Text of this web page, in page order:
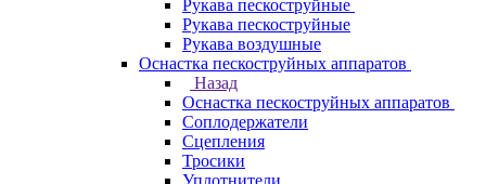
Рукава пескоструйные
Рукава пескоструйные
Рукава воздушные
Оснастка пескоструйных аппаратов
Назад
Оснастка пескоструйных аппаратов
Соплодержатели
Сцепления
Тросики
Уплотнители